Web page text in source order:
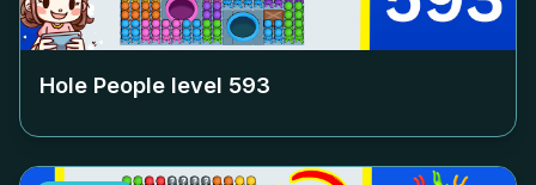
Hole People level 593